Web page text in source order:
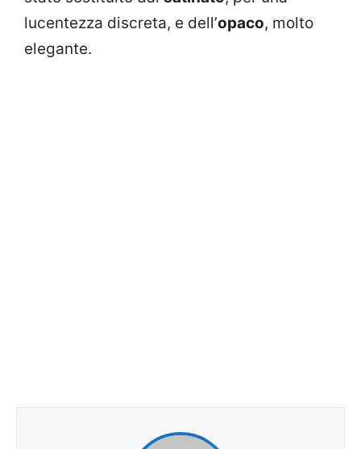
lucentezza discreta, e dell’opaco, molto
elegante.